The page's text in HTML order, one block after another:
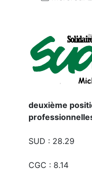
deuxième
SUD : 28.29
CGC : 8.14